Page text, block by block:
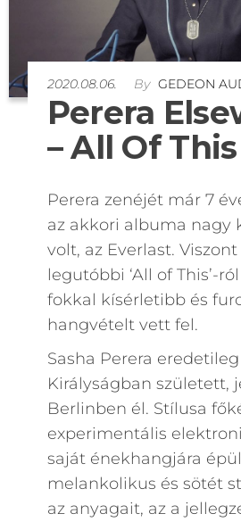
2020.08.06. By GEDEON
Perera
– All Of This
Perera zenéjét már 7
az akkori albuma nagy
volt, az Everlast.
legutóbbi ‘All of This’-
fokkal kísérletibb és
hangvételt vett fel.
Sasha Perera
Királyságban született,
Berlinben él. Stílusa
experimentális
saját énekhangjára
melankolikus és sötét
az anyagait, az a